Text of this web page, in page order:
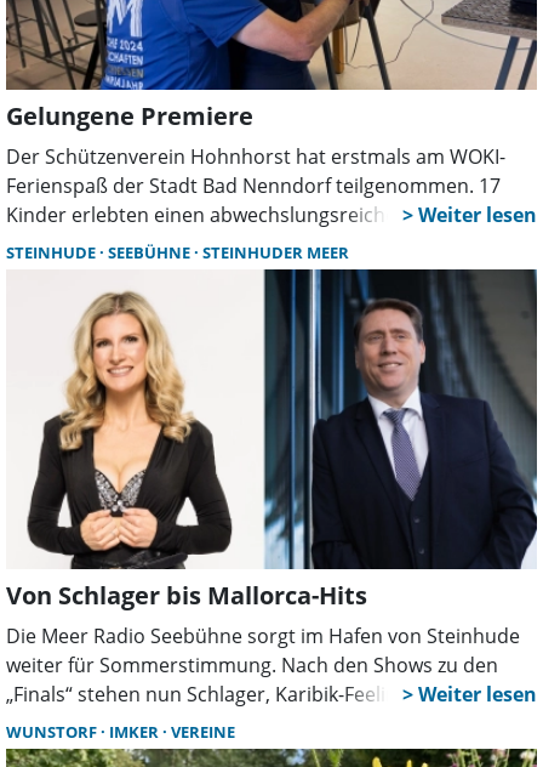
Gelungene Premiere
Der Schützenverein Hohnhorst hat erstmals am WOKI-
Ferienspaß der Stadt Bad Nenndorf teilgenommen. 17
Kinder erlebten einen abwechslungsreichen Tag mit
Lichtpunktschießen, Blasrohrsport, Spielen und
Experimenten. Zwölf Ehrenamtliche sorgten für eine
intensive Betreuung.
STEINHUDE SEEBÜHNE STEINHUDER MEER
Von Schlager bis Mallorca-Hits
Die Meer Radio Seebühne sorgt im Hafen von Steinhude
weiter für Sommerstimmung. Nach den Shows zu den
„Finals“ stehen nun Schlager, Karibik-Feeling,
Partyklassiker und Mallorca-Hits auf dem Programm. Der
Eintritt zu allen Musikabenden ist frei.
WUNSTORF IMKER VEREINE